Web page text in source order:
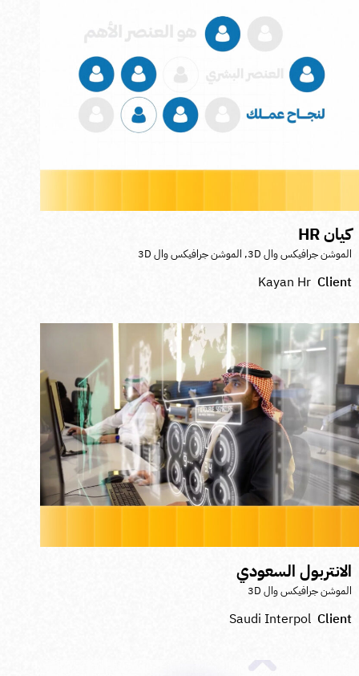
كيان HR
الموشن جرافيكس وال 3D ,الموشن جرافيكس وال 3D
Client
Kayan Hr
الانتربول السعودي
الموشن جرافيكس وال 3D
Client
Saudi Interpol